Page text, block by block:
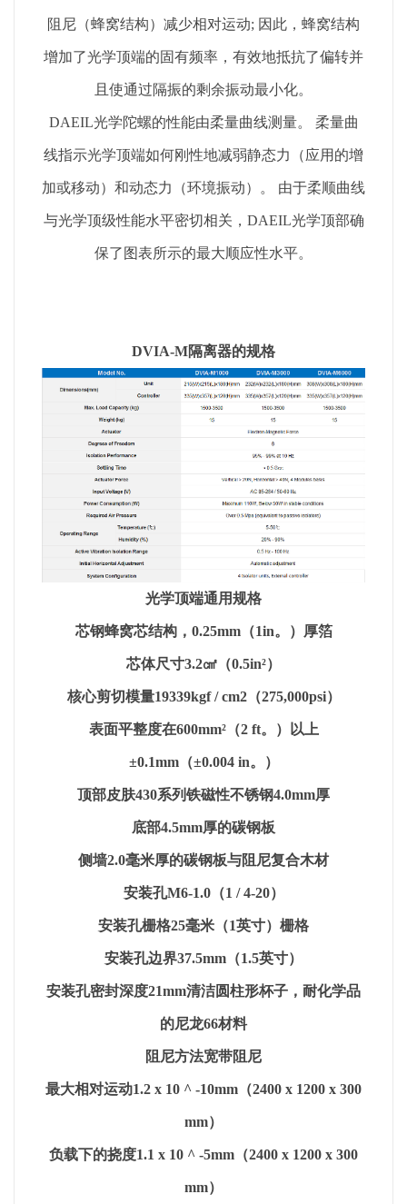
阻尼（蜂窝结构）减少相对运动; 因此，蜂窝结构
增加了光学顶端的固有频率，有效地抵抗了偏转并
且使通过隔振的剩余振动最小化。
DAEIL光学陀螺的性能由柔量曲线测量。 柔量曲
线指示光学顶端如何刚性地减弱静态力（应用的增
加或移动）和动态力（环境振动）。 由于柔顺曲线
与光学顶级性能水平密切相关，DAEIL光学顶部确
保了图表所示的最大顺应性水平。
DVIA-M隔离器的规格
光学顶端通用规格
芯钢蜂窝芯结构，0.25mm（1in。）厚箔
芯体尺寸3.2㎠（0.5in²）
核心剪切模量19339kgf / cm2（275,000psi）
表面平整度在600mm²（2 ft。）以上
±0.1mm（±0.004 in。）
顶部皮肤430系列铁磁性不锈钢4.0mm厚
底部4.5mm厚的碳钢板
侧墙2.0毫米厚的碳钢板与阻尼复合木材
安装孔M6-1.0（1 / 4-20）
安装孔栅格25毫米（1英寸）栅格
安装孔边界37.5mm（1.5英寸）
安装孔密封深度21mm清洁圆柱形杯子，耐化学品
的尼龙66材料
阻尼方法宽带阻尼
最大相对运动1.2 x 10 ^ -10mm（2400 x 1200 x 300
mm）
负载下的挠度1.1 x 10 ^ -5mm（2400 x 1200 x 300
mm）